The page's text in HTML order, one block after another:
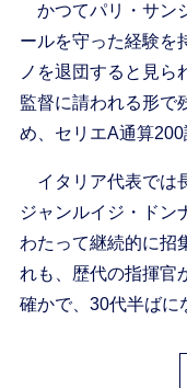
かつてパリ・サン
ールを守った経験を
ノを退団すると見ら
監督に請われる形で
め、セリエA通算200
イタリア代表では
ジャンルイジ・ドン
わたって継続的に招
れも、歴代の指揮官
確かで、30代半ばに